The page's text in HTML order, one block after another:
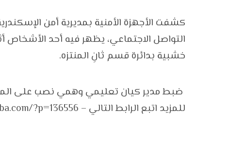
كشفت الأجهزة الأمنية بمديرية أمن
التواصل الاجتماعي، يظهر فيه أحد
خشبية بدائرة قسم ثانِ المنتزه.
ضبط مدير كيان تعليمي وهمي نصب على
للمزيد اتبع الرابط التالي – ?p=136556